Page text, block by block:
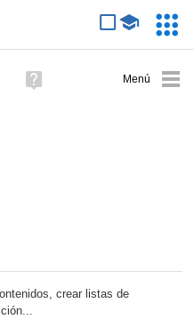
avanzada
Ayuda
(en
crear listas de